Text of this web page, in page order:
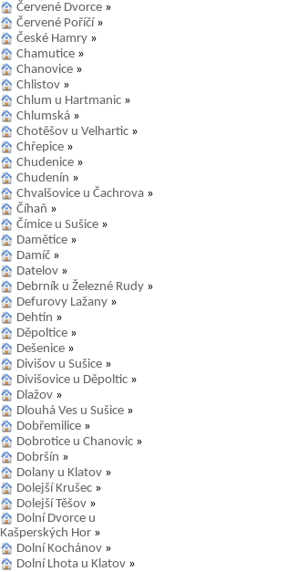
Červené Dvorce »
Červené Poříčí »
České Hamry »
Chamutice »
Chanovice »
Chlistov »
Chlum u Hartmanic »
Chlumská »
Chotěšov u Velhartic »
Chřepice »
Chudenice »
Chudenín »
Chvalšovice u Čachrova »
Číhaň »
Čímice u Sušice »
Damětice »
Damíč »
Datelov »
Debrník u Železné Rudy »
Defurovy Lažany »
Dehtín »
Děpoltice »
Dešenice »
Divišov u Sušice »
Divišovice u Děpoltic »
Dlažov »
Dlouhá Ves u Sušice »
Dobřemilice »
Dobrotice u Chanovic »
Dobršín »
Dolany u Klatov »
Dolejší Krušec »
Dolejší Těšov »
Dolní Dvorce u
Kašperských Hor »
Dolní Kochánov »
Dolní Lhota u Klatov »